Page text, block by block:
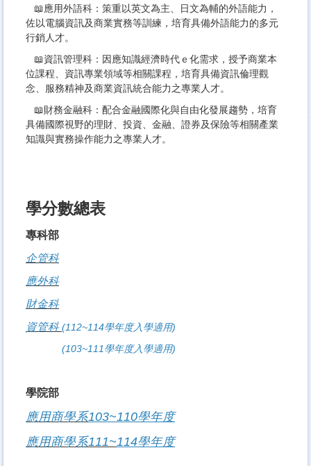
📖應用外語科：策重以英文為主、日文為輔的外語能力，
佐以電腦資訊及商業實務等訓練，培育具備外語能力的多元
行銷人才。
📖資訊管理科：因應知識經濟時代ｅ化需求，授予商業本
位課程、資訊專業領域等相關課程，培育具備資訊倫理觀
念、服務精神及商業資訊統合能力之專業人才。
📖財務金融科：配合金融國際化與自由化發展趨勢，培育
具備國際視野的理財、投資、金融、證券及保險等相關產業
知識與實務操作能力之專業人才。
學分數總表
專科部
企管科
應外科
財金科
資管科(112~114學年度入學適用)
(103~111學年度入學適用)
學院部
應用商學系103~110學年度
應用商學系111~114學年度